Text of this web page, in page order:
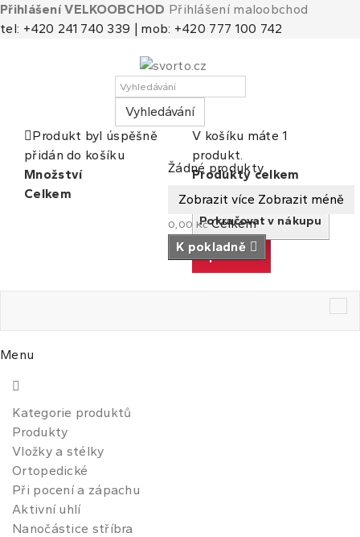
Přihlášení VELKOOBCHOD Přihlášení maloobchod
tel: +420 241 740 339 | mob: +420 777 100 742
Vyhledávání
Košík
(prázdný)
Žádné produkty
Zobrazit více Zobrazit méně
0,00 Kč Celkem
K pokladně
Produkt byl úspěšně
přidán do košíku
Množství
Celkem
V košíku máte 1
produkt.
Produkty celkem
Celkem
Pokračovat v nákupu
K pokladně
Menu
Kategorie produktů
Produkty
Vložky a stélky
Ortopedické
Při pocení a zápachu
Aktivní uhlí
Nanočástice stříbra